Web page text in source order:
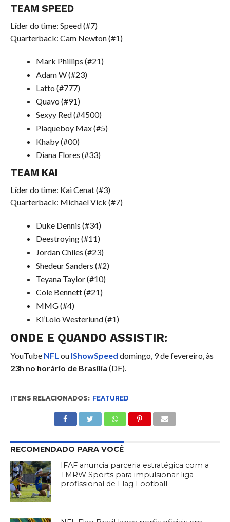
TEAM SPEED
Líder do time: Speed (#7)
Quarterback: Cam Newton (#1)
Mark Phillips (#21)
Adam W (#23)
Latto (#777)
Quavo (#91)
Sexyy Red (#4500)
Plaqueboy Max (#5)
Khaby (#00)
Diana Flores (#33)
TEAM KAI
Líder do time: Kai Cenat (#3)
Quarterback: Michael Vick (#7)
Duke Dennis (#34)
Deestroying (#11)
Jordan Chiles (#23)
Shedeur Sanders (#2)
Teyana Taylor (#10)
Cole Bennett (#21)
MMG (#4)
Ki’Lolo Westerlund (#1)
ONDE E QUANDO ASSISTIR:
YouTube NFL ou IShowSpeed domingo, 9 de fevereiro, às
23h no horário de Brasilía (DF).
ITENS RELACIONADOS: FEATURED
RECOMENDADO PARA VOCÊ
IFAF anuncia parceria estratégica com a
TMRW Sports para impulsionar liga
profissional de Flag Football